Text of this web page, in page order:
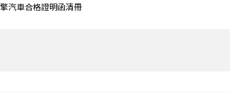
汽車合格證明函清冊